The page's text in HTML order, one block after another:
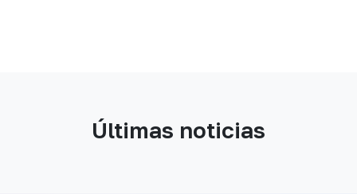
Últimas noticias